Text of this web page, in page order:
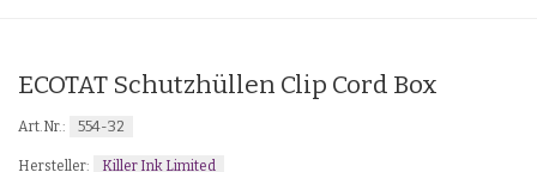
ECOTAT Schutzhüllen Clip Cord Box
Art.Nr.: 554-32
Hersteller: Killer Ink Limited